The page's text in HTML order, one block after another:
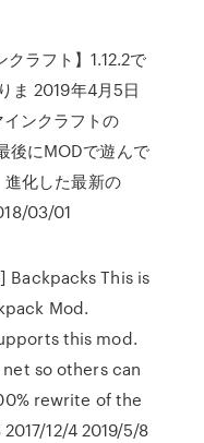
ラフト】1.12.2で
ま 2019年4月5日
ンクラフトの
後にMODで遊んで
進化した最新の
03/01
Backpacks This is
Mod.
this mod.
so others can
rewrite of the
12/4 2019/5/8